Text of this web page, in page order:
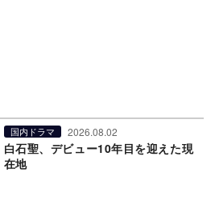
国内ドラマ 2026.08.02
白石聖、デビュー10年目を迎えた現
在地